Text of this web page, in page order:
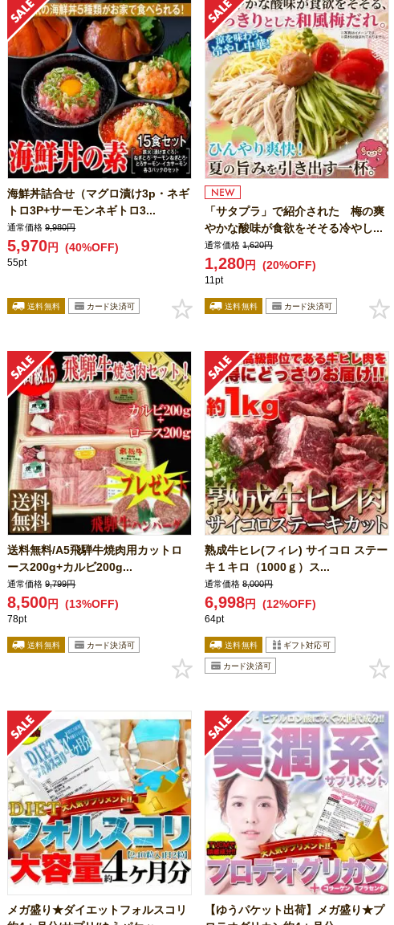
海鮮丼詰合せ（マグロ漬け3p・ネギ
トロ3P+サーモンネギトロ3...
通常価格 9,980円
5,970円 (40%OFF)
55pt
「サタプラ」で紹介された 梅の爽
やかな酸味が食欲をそそる冷やし...
通常価格 1,620円
1,280円 (20%OFF)
11pt
送料無料/A5飛騨牛焼肉用カットロ
ース200g+カルビ200g...
通常価格 9,799円
8,500円 (13%OFF)
78pt
熟成牛ヒレ(フィレ) サイコロ ステー
キ１キロ（1000ｇ）ス...
通常価格 8,000円
6,998円 (12%OFF)
64pt
メガ盛り★ダイエットフォルスコリ
【ゆうパケット出荷】メガ盛り★プ